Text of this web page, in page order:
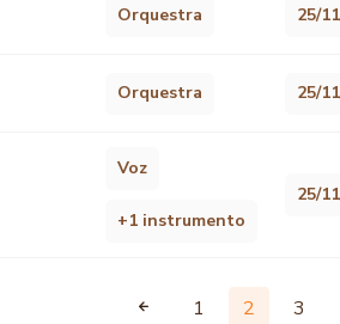
Orquestra 25/
Orquestra 25/
Voz
+1 instrumento
25/
1 2 3